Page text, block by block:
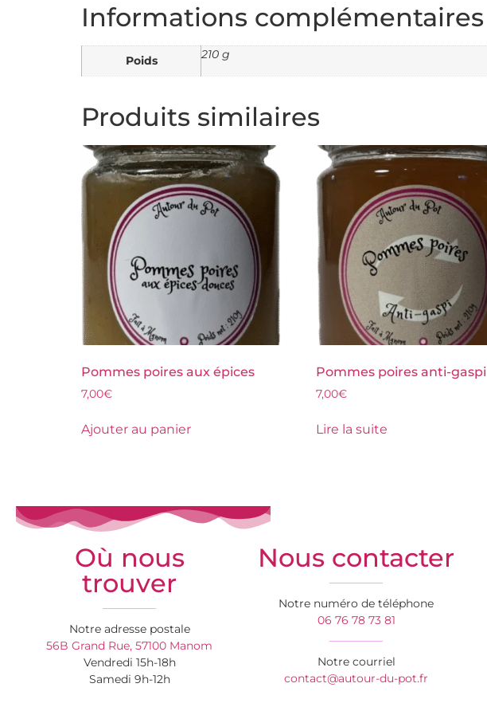
Informations complémentaires
Poids 210 g
Produits similaires
Pommes poires aux épices
7,00€
Ajouter au panier
Pommes poires anti-gaspi
7,00€
Lire la suite
Où nous
trouver
Notre adresse postale
56B Grand Rue, 57100 Manom
Vendredi 15h-18h
Samedi 9h-12h
Nous contacter
Notre numéro de téléphone
06 76 78 73 81
Notre courriel
contact@autour-du-pot.fr